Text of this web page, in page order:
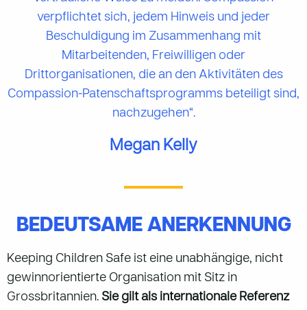
verpflichtet sich, jedem Hinweis und jeder
Beschuldigung im Zusammenhang mit
Mitarbeitenden, Freiwilligen oder
Drittorganisationen, die an den Aktivitäten des
Compassion-Patenschaftsprogramms beteiligt sind,
nachzugehen“.
Megan Kelly
BEDEUTSAME ANERKENNUNG
Keeping Children Safe ist eine unabhängige, nicht
gewinnorientierte Organisation mit Sitz in
Grossbritannien. Sie gilt als internationale Referenz